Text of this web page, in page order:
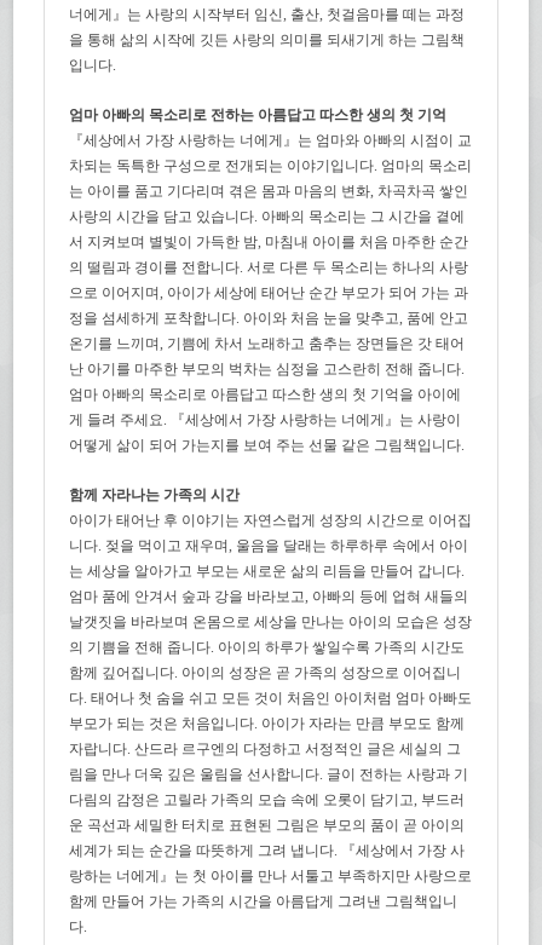
너에게』는 사랑의 시작부터 임신, 출산, 첫걸음마를 떼는 과정
을 통해 삶의 시작에 깃든 사랑의 의미를 되새기게 하는 그림책
입니다.
엄마 아빠의 목소리로 전하는 아름답고 따스한 생의 첫 기억
『세상에서 가장 사랑하는 너에게』는 엄마와 아빠의 시점이 교
차되는 독특한 구성으로 전개되는 이야기입니다. 엄마의 목소리
는 아이를 품고 기다리며 겪은 몸과 마음의 변화, 차곡차곡 쌓인
사랑의 시간을 담고 있습니다. 아빠의 목소리는 그 시간을 곁에
서 지켜보며 별빛이 가득한 밤, 마침내 아이를 처음 마주한 순간
의 떨림과 경이를 전합니다. 서로 다른 두 목소리는 하나의 사랑
으로 이어지며, 아이가 세상에 태어난 순간 부모가 되어 가는 과
정을 섬세하게 포착합니다. 아이와 처음 눈을 맞추고, 품에 안고
온기를 느끼며, 기쁨에 차서 노래하고 춤추는 장면들은 갓 태어
난 아기를 마주한 부모의 벅차는 심정을 고스란히 전해 줍니다.
엄마 아빠의 목소리로 아름답고 따스한 생의 첫 기억을 아이에
게 들려 주세요. 『세상에서 가장 사랑하는 너에게』는 사랑이
어떻게 삶이 되어 가는지를 보여 주는 선물 같은 그림책입니다.
함께 자라나는 가족의 시간
아이가 태어난 후 이야기는 자연스럽게 성장의 시간으로 이어집
니다. 젖을 먹이고 재우며, 울음을 달래는 하루하루 속에서 아이
는 세상을 알아가고 부모는 새로운 삶의 리듬을 만들어 갑니다.
엄마 품에 안겨서 숲과 강을 바라보고, 아빠의 등에 업혀 새들의
날갯짓을 바라보며 온몸으로 세상을 만나는 아이의 모습은 성장
의 기쁨을 전해 줍니다. 아이의 하루가 쌓일수록 가족의 시간도
함께 깊어집니다. 아이의 성장은 곧 가족의 성장으로 이어집니
다. 태어나 첫 숨을 쉬고 모든 것이 처음인 아이처럼 엄마 아빠도
부모가 되는 것은 처음입니다. 아이가 자라는 만큼 부모도 함께
자랍니다. 산드라 르구엔의 다정하고 서정적인 글은 세실의 그
림을 만나 더욱 깊은 울림을 선사합니다. 글이 전하는 사랑과 기
다림의 감정은 고릴라 가족의 모습 속에 오롯이 담기고, 부드러
운 곡선과 세밀한 터치로 표현된 그림은 부모의 품이 곧 아이의
세계가 되는 순간을 따뜻하게 그려 냅니다. 『세상에서 가장 사
랑하는 너에게』는 첫 아이를 만나 서툴고 부족하지만 사랑으로
함께 만들어 가는 가족의 시간을 아름답게 그려낸 그림책입니
다.